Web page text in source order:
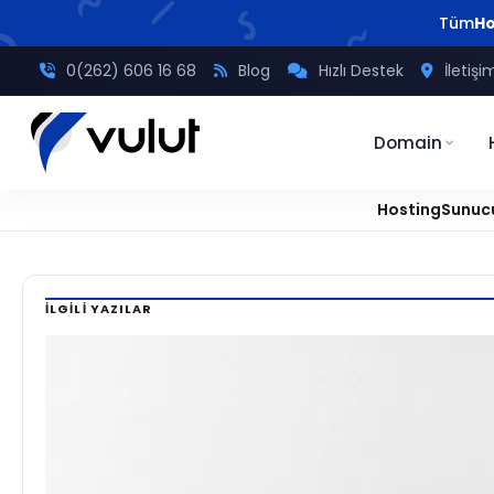
Tüm
0(262) 606 16 68 Blog Hızlı Destek
Domain
Hosting
Ana
Sayfa/Tavsiyeler/.htaccess Nedir? Ne İşe Yarar? (Örneklerle)
İLGILI YAZILAR